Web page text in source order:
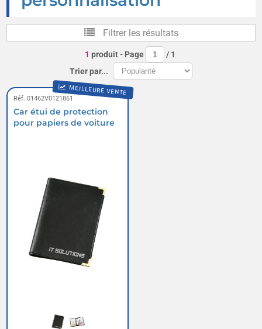
Filtrer les résultats
1 produit- Page / 1
Trier par...
MEILLEURE VENTE
Réf. 01462V0121861
Car étui de protection
pour papiers de voiture